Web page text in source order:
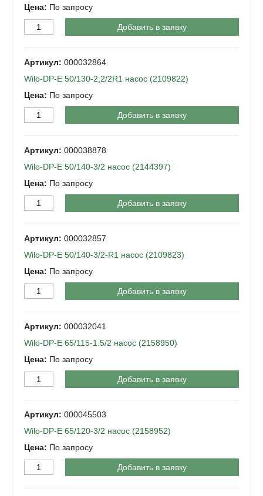
По запросу
Добавить в заявку
000032864
Wilo-DP-Е 50/130-2,2/2R1 насос (2109822)
По запросу
Добавить в заявку
000038878
Wilo-DP-Е 50/140-3/2 насос (2144397)
По запросу
Добавить в заявку
000032857
Wilo-DP-Е 50/140-3/2-R1 насос (2109823)
По запросу
Добавить в заявку
000032041
Wilo-DP-Е 65/115-1.5/2 насос (2158950)
По запросу
Добавить в заявку
000045503
Wilo-DP-Е 65/120-3/2 насос (2158952)
По запросу
Добавить в заявку